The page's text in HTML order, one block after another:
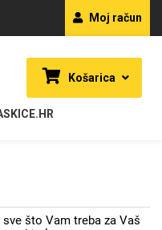
Moj račun
Košarica
što Vam treba za Vaš